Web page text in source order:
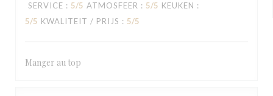
SERVICE : 5/5 ATMOSFEER : 5/5 KEUKEN :
5/5 KWALITEIT / PRIJS : 5/5
Manger au top